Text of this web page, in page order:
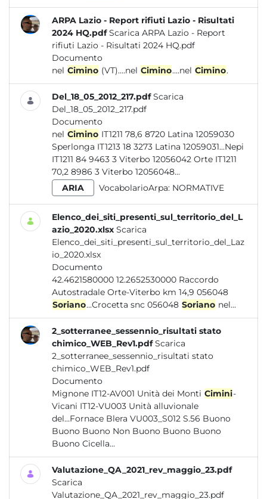
ARPA Lazio - Report rifiuti Lazio - Risultati
2024 HQ.pdf Scarica ARPA Lazio - Report
rifiuti Lazio - Risultati 2024 HQ.pdf
Documento
nel Cimino (VT)....nel Cimino....nel Cimino.
Del_18_05_2012_217.pdf Scarica
Del_18_05_2012_217.pdf
Documento
nel Cimino IT1211 78,6 8720 Latina 12059030
Sperlonga IT1213 18 3273 Latina 12059031...Nepi
IT1211 84 9463 3 Viterbo 12056042 Orte IT1211
70,2 8986 3 Viterbo 12056048...
ARIA
VocabolarioArpa: NORMATIVE
Elenco_dei_siti_presenti_sul_territorio_del_L
azio_2020.xlsx Scarica
Elenco_dei_siti_presenti_sul_territorio_del_Laz
io_2020.xlsx
Documento
42.4621580000 12.2652530000 Raccordo
Autostradale Orte-Viterbo km 14,9 056048
Soriano...Crocetta snc 056048 Soriano nel...
2_sotterranee_sessennio_risultati stato
chimico_WEB_Rev1.pdf Scarica
2_sotterranee_sessennio_risultati stato
chimico_WEB_Rev1.pdf
Documento
Mignone IT12-AV001 Unità dei Monti Cimini-
Vicani IT12-VU003 Unità alluvionale
del...Fornace Blera VU003_S012 S.56 Buono
Buono Buono Non Buono Buono Buono
Buono Cicella...
Valutazione_QA_2021_rev_maggio_23.pdf
Scarica
Valutazione_QA_2021_rev_maggio_23.pdf